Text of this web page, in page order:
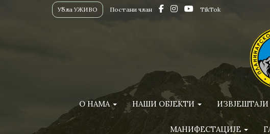
Убла УЖИВО Постани члан TikTok
О НАМА НАШИ ОБЈЕКТИ ИЗВЈЕШТАЈИ
МАНИФЕСТАЦИЈЕ